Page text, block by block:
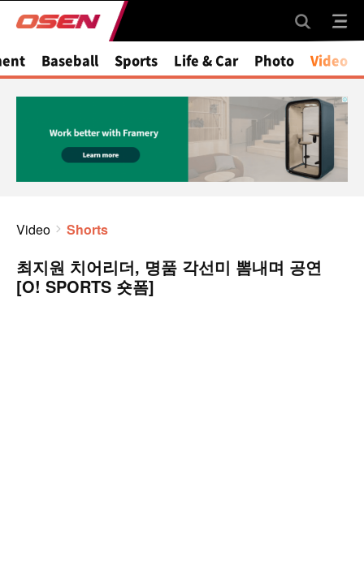
Baseball Sports Life & Car Photo Video
Video Shorts
최지원 치어리더, 명품 각선미 뽐내며 공연
[O! SPORTS 숏폼]